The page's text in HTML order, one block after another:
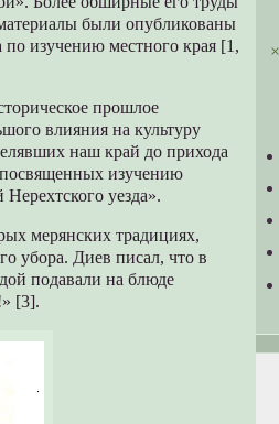
были опубликованы
по изучению местного края [1,
прошлое
влияния на культуру
наш край до прихода
изучению
уезда».
мерянских традициях,
убора. Диев писал, что в
подавали на блюде
[3].